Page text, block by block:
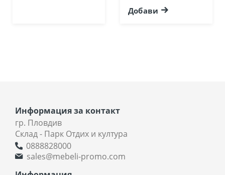
Добави
Информация за контакт
гр. Пловдив
Склад - Парк Отдих и култура
0888828000
sales@mebeli-promo.com